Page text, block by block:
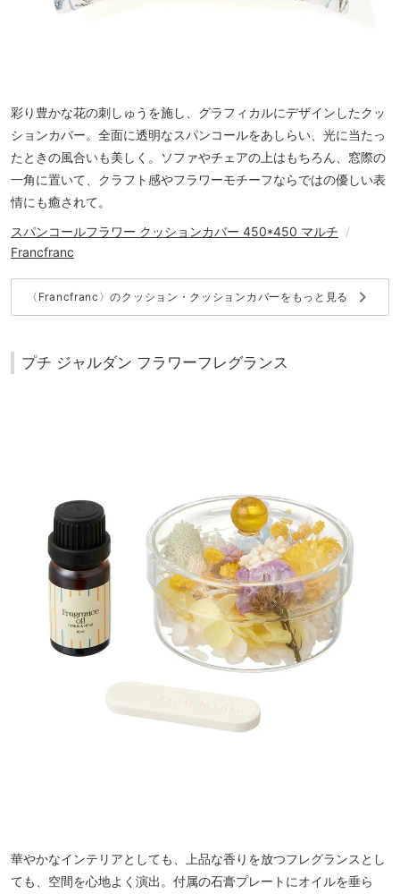
彩り豊かな花の刺しゅうを施し、グラフィカルにデザインしたクッ
ションカバー。全面に透明なスパンコールをあしらい、光に当たっ
たときの風合いも美しく。ソファやチェアの上はもちろん、窓際の
一角に置いて、クラフト感やフラワーモチーフならではの優しい表
情にも癒されて。
スパンコールフラワー クッションカバー 450*450 マルチ /
Francfranc
〈Francfranc〉のクッション・クッションカバーをもっと見る keyboard_arrow_right
プチ ジャルダン フラワーフレグランス
華やかなインテリアとしても、上品な香りを放つフレグランスとし
ても、空間を心地よく演出。付属の石膏プレートにオイルを垂ら